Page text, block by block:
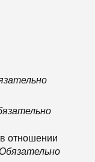
отношении
Обязательно